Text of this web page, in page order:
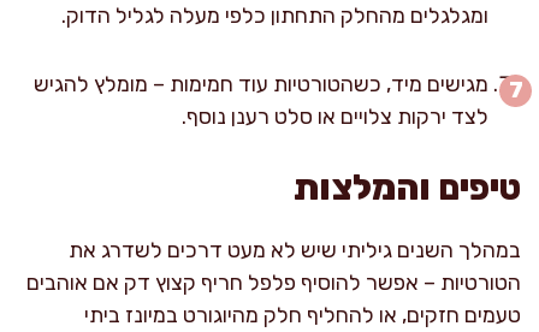
ומגלגלים מהחלק התחתון כלפי מעלה לגליל הדוק.
מגישים מיד, כשהטורטיות עוד חמימות – מומלץ להגיש
לצד ירקות צלויים או סלט רענן נוסף.
טיפים והמלצות
במהלך השנים גיליתי שיש לא מעט דרכים לשדרג את
הטורטיות – אפשר להוסיף פלפל חריף קצוץ דק אם אוהבים
טעמים חזקים, או להחליף חלק מהיוגורט במיונז ביתי